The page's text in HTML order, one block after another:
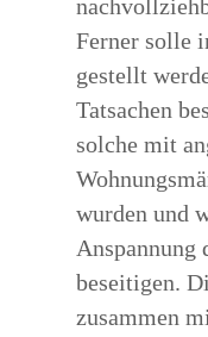
Ferner solle
gestellt
Tatsachen
solche mit
wurden und
Anspannung
beseitigen.
zusammen